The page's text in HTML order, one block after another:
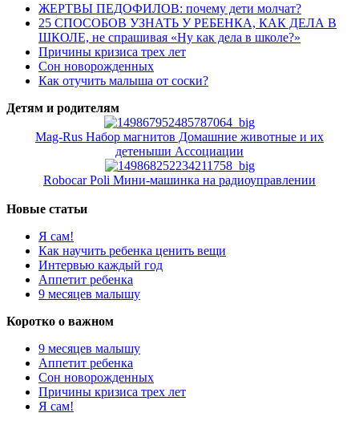
ЖЕРТВЫ ПЕДОФИЛОВ: почему дети молчат?
25 СПОСОБОВ УЗНАТЬ У РЕБЕНКА, КАК ДЕЛА В
ШКОЛЕ, не спрашивая «Ну как дела в школе?»
Причины кризиса трех лет
Сон новорожденных
Как отучить малыша от соски?
Детям и родителям
Mag-Rus Набор магнитов Домашние животные и их
детеныши Ассоциации
Robocar Poli Мини-машинка на радиоуправлении
Новые статьи
Я сам!
Как научить ребенка ценить вещи
Интервью каждый год
Аппетит ребенка
9 месяцев малышу
Коротко о важном
9 месяцев малышу
Аппетит ребенка
Сон новорожденных
Причины кризиса трех лет
Я сам!